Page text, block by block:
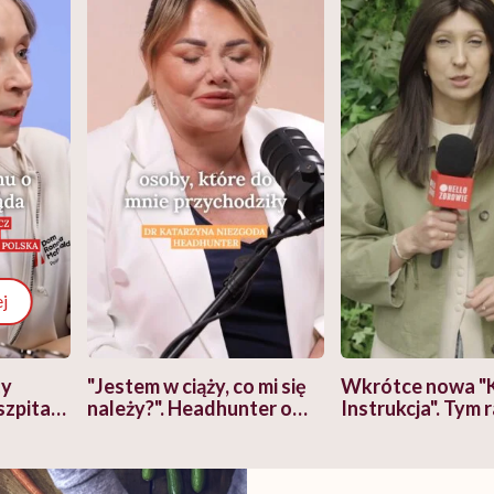
"Jestem w ciąży, co mi się
należy?". Headhunter o
pracy
Wkrótce nowa
Instrukcja". Tym